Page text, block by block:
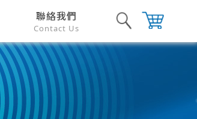
聯絡我們
Contact Us